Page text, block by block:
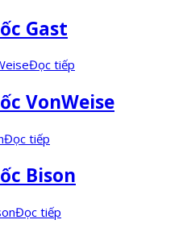
Gast
Đọc tiếp
VonWeise
Đọc tiếp
Bison
Đọc tiếp